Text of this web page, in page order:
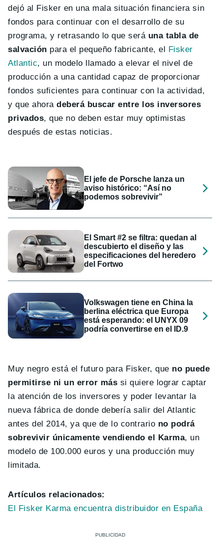
dejó al Fisker en una mala situación financiera sin
fondos para continuar con el desarrollo de su
programa, y retrasando lo que será una tabla de
salvación para el pequeño fabricante, el Fisker
Atlantic, un modelo llamado a elevar el nivel de
producción a una cantidad capaz de proporcionar
fondos suficientes para continuar con la actividad,
y que ahoradeberá buscar entre los inversores
privados, que no deben estar muy optimistas
después de estas noticias.
El jefe de Porsche lanza un
aviso histórico: “Así no
podemos sobrevivir”
El Smart #2 se filtra: quedan al
descubierto el diseño y las
especificaciones del heredero
del Fortwo
Volkswagen tiene en China la
berlina eléctrica que Europa
está esperando: el UNYX 09
podría convertirse en el ID.9
Muy negro está el futuro para Fisker, que no puede
permitirse ni un error más si quiere lograr captar
la atención de los inversores y poder levantar la
nueva fábrica de donde debería salir del Atlantic
antes del 2014, ya que de lo contrario no podrá
sobrevivir únicamente vendiendo el Karma, un
modelo de 100.000 euros y una producción muy
limitada.
Artículos relacionados:
El Fisker Karma encuentra distribuidor en España